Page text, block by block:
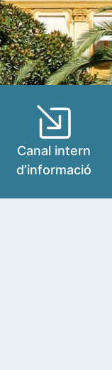
Canal intern
d’informació